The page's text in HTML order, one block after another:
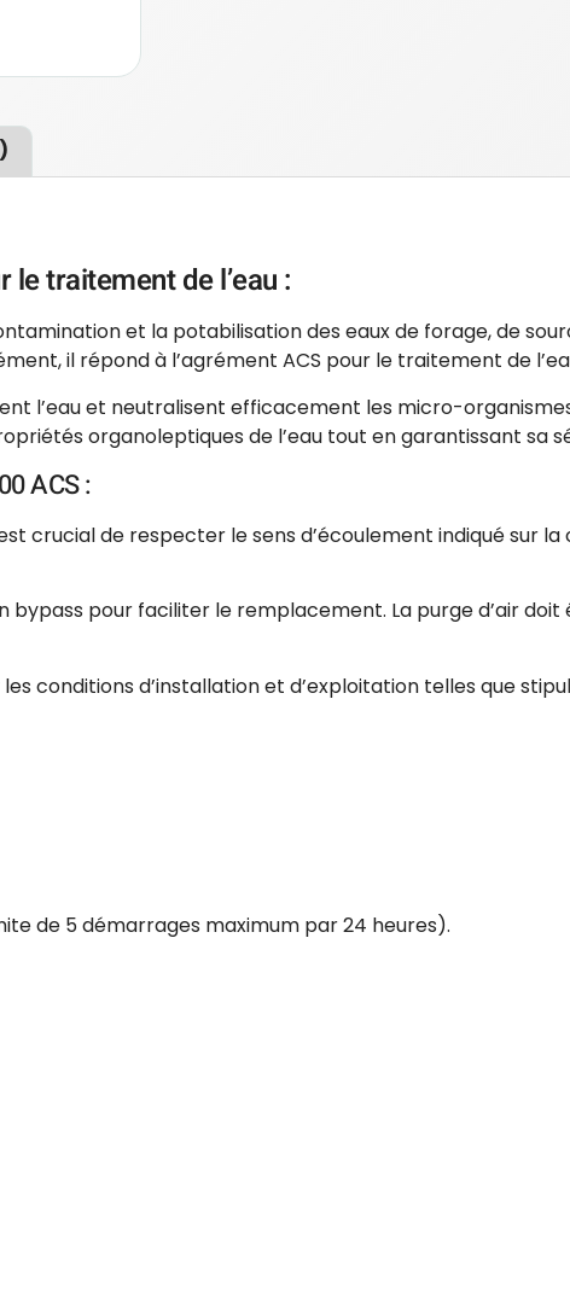
traitement de l’eau :
et la potabilisation des eaux de forage, de
il répond à l’agrément ACS pour le traitement de
l’eau et neutralisent efficacement les micro-
organoleptiques de l’eau tout en garantissant sa
ACS :
crucial de respecter le sens d’écoulement indiqué sur
bypass pour faciliter le remplacement. La purge d’air
conditions d’installation et d’exploitation telles que
de 5 démarrages maximum par 24 heures).